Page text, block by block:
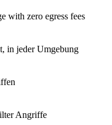
with zero egress fees
in jeder Umgebung
Angriffe